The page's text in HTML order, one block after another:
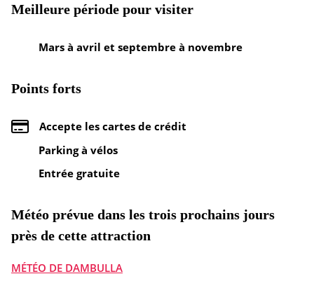
Meilleure période pour visiter
Mars à avril et septembre à novembre
Points forts
Accepte les cartes de crédit
Parking à vélos
Entrée gratuite
Météo prévue dans les trois prochains jours
près de cette attraction
MÉTÉO DE DAMBULLA